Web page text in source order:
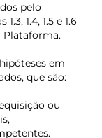
pelo
1.4, 1.5 e 1.6
Plataforma.
em
que são:
ou